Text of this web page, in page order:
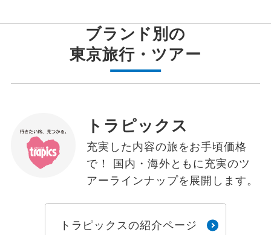
ブランド別の
東京旅行・ツアー
トラピックス
充実した内容の旅をお手頃価格
で！ 国内・海外ともに充実のツ
アーラインナップを展開します。
トラピックスの紹介ページ